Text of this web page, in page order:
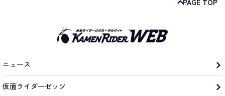
PAGE TOP
ニュース
仮面ライダーゼッツ